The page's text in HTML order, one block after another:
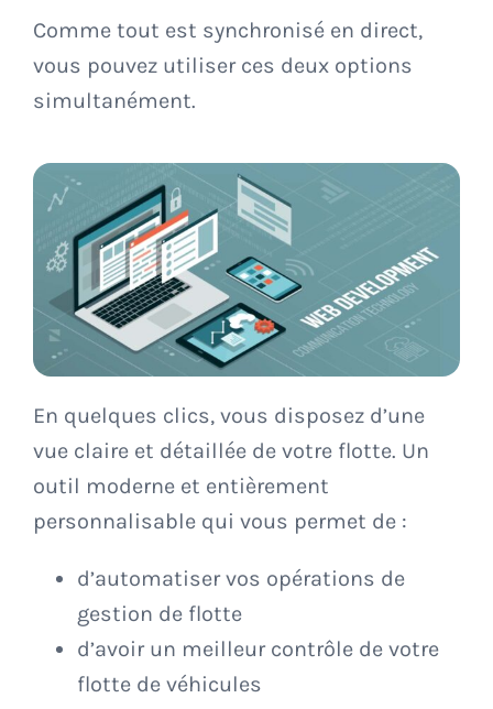
Comme tout est synchronisé en direct,
vous pouvez utiliser ces deux options
simultanément.
En quelques clics, vous disposez d’une
vue claire et détaillée de votre flotte. Un
outil moderne et entièrement
personnalisable qui vous permet de :
d’automatiser vos opérations de
gestion de flotte
d’avoir un meilleur contrôle de votre
flotte de véhicules